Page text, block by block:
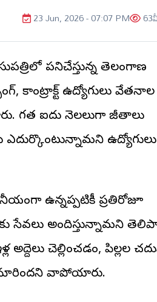
23 Jun, 2026 - 07:07 PM 63
పనిచేస్తున్న తెలంగాణ
కాంట్రాక్ట్ ఉద్యోగులు వేతనాల
గత ఐదు నెలలుగా జీతాలు
ఎదుర్కొంటున్నామని ఉద్యోగులు
ఉన్నప్పటికీ ప్రతిరోజూ
సేవలు అందిస్తున్నామని
అద్దెలు చెల్లించడం, పిల్లల
మారిందని వాపోయారు.